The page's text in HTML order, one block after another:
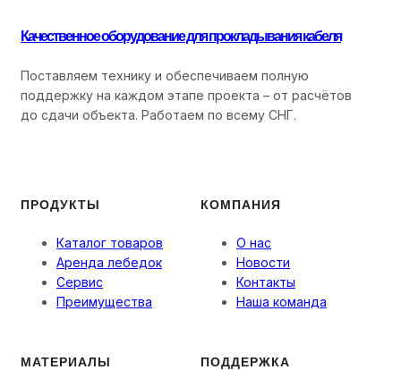
ввода
кабельную
канализацию
до
Качественное оборудование для прокладывания кабеля
Поставляем технику и обеспечиваем полную
поддержку на каждом этапе проекта – от расчётов
до сдачи объекта. Работаем по всему СНГ.
ПРОДУКТЫ
Каталог товаров
Аренда лебедок
Сервис
Преимущества
КОМПАНИЯ
О нас
Новости
Контакты
Наша команда
МАТЕРИАЛЫ ПОДДЕРЖКА